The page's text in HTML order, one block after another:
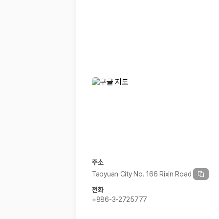
혼자 또는 2인 여행에 적합하며 제주 렌트카 최저가를 찾는 사용
단체 여행이나 4인 이상 가족 여행에 적합하며 인원수, 짐 공간, 보
2000만 고객이 선택한 렌트카 가격비교 플랫폼
카모아는 제주렌트카부터 국내·해외 렌트카까지 비교할 수 있는 렌트카 가
주소
Taoyuan City No. 166 Rixin Road
전화
+886-3-2725777